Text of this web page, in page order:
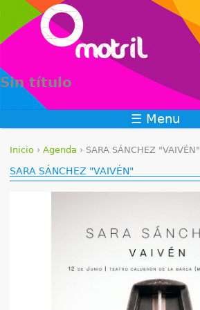
Jump to navigation
Sin título
☰ Menu
S
Inicio ›Agenda › SARA SÁNCHEZ "VAIVÉN"
SARA SÁNCHEZ "VAIVÉN"